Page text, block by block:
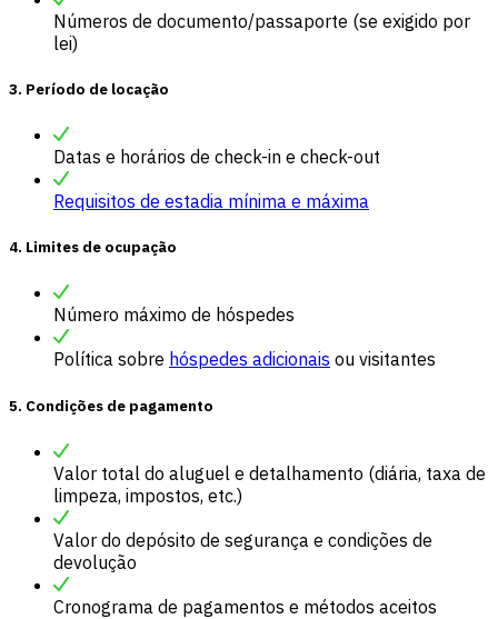
Números de documento/passaporte (se exigido por
lei)
3. Período de locação
Datas e horários de check-in e check-out
Requisitos de estadia mínima e máxima
4. Limites de ocupação
Número máximo de hóspedes
Política sobre hóspedes adicionais ou visitantes
5. Condições de pagamento
Valor total do aluguel e detalhamento (diária, taxa de
limpeza, impostos, etc.)
Valor do depósito de segurança e condições de
devolução
Cronograma de pagamentos e métodos aceitos